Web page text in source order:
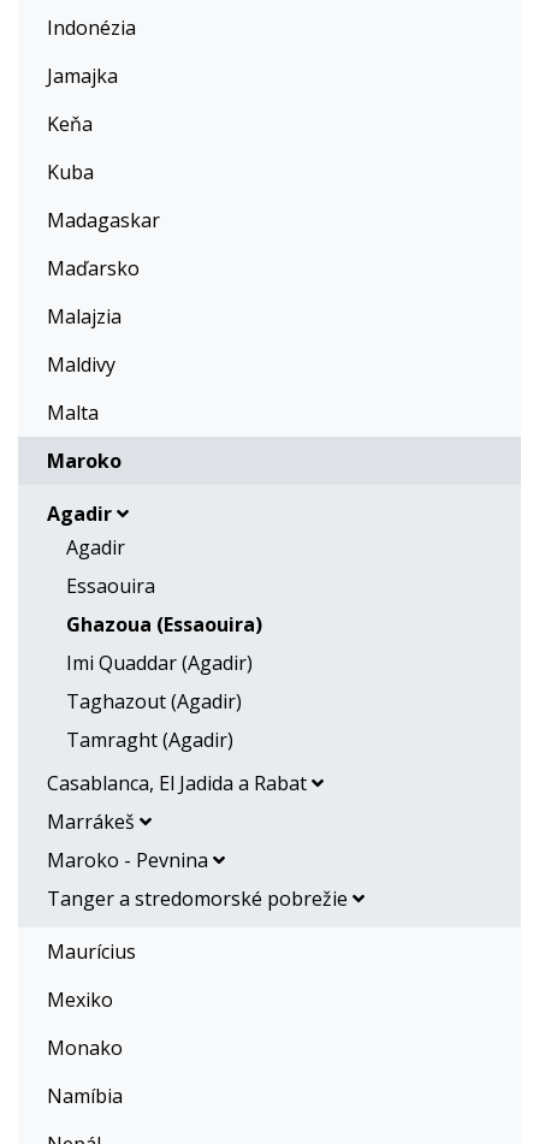
Indonézia
Jamajka
Keňa
Kuba
Madagaskar
Maďarsko
Malajzia
Maldivy
Malta
Maroko
Agadir
Agadir
Essaouira
Ghazoua (Essaouira)
Imi Quaddar (Agadir)
Taghazout (Agadir)
Tamraght (Agadir)
Casablanca, El Jadida a Rabat
Marrákeš
Maroko - Pevnina
Tanger a stredomorské pobrežie
Maurícius
Mexiko
Monako
Namíbia